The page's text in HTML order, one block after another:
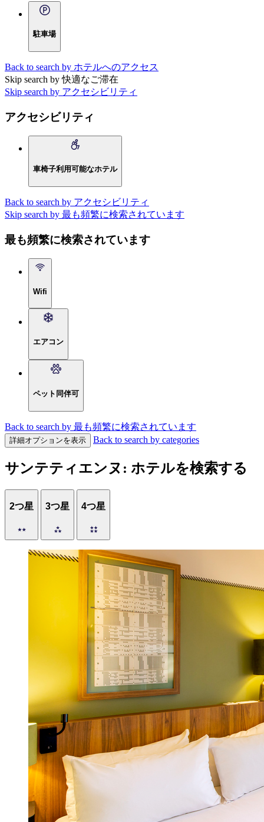
駐車場
Back to search by ホテルへのアクセス
Skip search by 快適なご滞在
Skip search by アクセシビリティ
アクセシビリティ
車椅子利用可能なホテル
Back to search by アクセシビリティ
Skip search by 最も頻繁に検索されています
最も頻繁に検索されています
Wifi
エアコン
ペット同伴可
Back to search by 最も頻繁に検索されています
詳細オプションを表示 Back to search by categories
サンテティエンヌ: ホテルを検索する
2つ星 3つ星 4つ星